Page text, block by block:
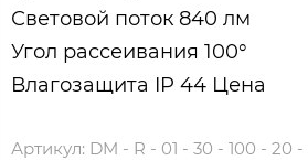
Световой поток 840 лм
Угол рассеивания 100°
Влагозащита IP 44 Цена
Артикул: DM - R - 01 - 30 - 100 - 20